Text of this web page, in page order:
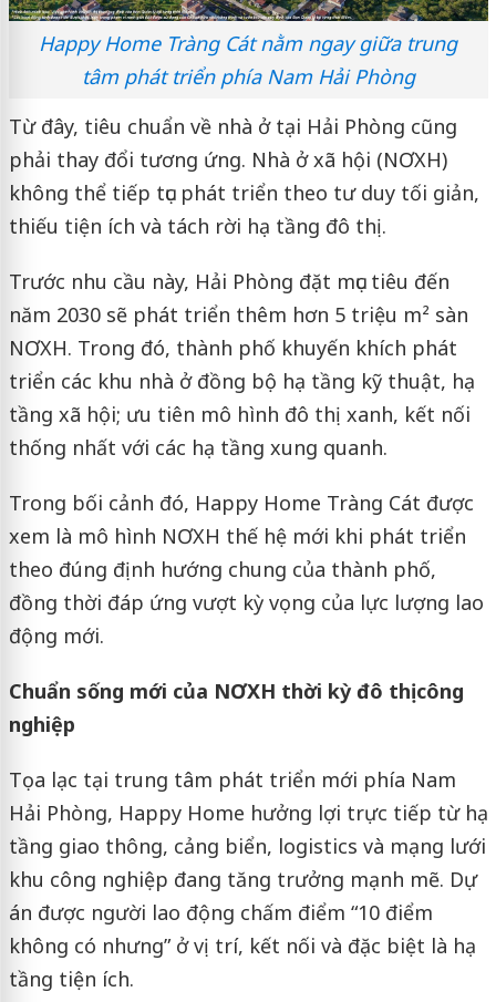
Happy Home Tràng Cát nằm ngay giữa trung
tâm phát triển phía Nam Hải Phòng
Từ đây, tiêu chuẩn về nhà ở tại Hải Phòng cũng
phải thay đổi tương ứng. Nhà ở xã hội (NƠXH)
không thể tiếp tục phát triển theo tư duy tối giản,
thiếu tiện ích và tách rời hạ tầng đô thị.
Trước nhu cầu này, Hải Phòng đặt mục tiêu đến
năm 2030 sẽ phát triển thêm hơn 5 triệu m² sàn
NƠXH. Trong đó, thành phố khuyến khích phát
triển các khu nhà ở đồng bộ hạ tầng kỹ thuật, hạ
tầng xã hội; ưu tiên mô hình đô thị xanh, kết nối
thống nhất với các hạ tầng xung quanh.
Trong bối cảnh đó, Happy Home Tràng Cát được
xem là mô hình NƠXH thế hệ mới khi phát triển
theo đúng định hướng chung của thành phố,
đồng thời đáp ứng vượt kỳ vọng của lực lượng lao
động mới.
Chuẩn sống mới của NƠXH thời kỳ đô thị công
nghiệp
Tọa lạc tại trung tâm phát triển mới phía Nam
Hải Phòng, Happy Home hưởng lợi trực tiếp từ hạ
tầng giao thông, cảng biển, logistics và mạng lưới
khu công nghiệp đang tăng trưởng mạnh mẽ. Dự
án được người lao động chấm điểm “10 điểm
không có nhưng” ở vị trí, kết nối và đặc biệt là hạ
tầng tiện ích.